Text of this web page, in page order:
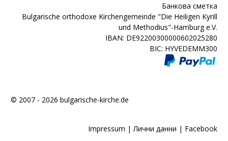
Банкова сметка
Bulgarische orthodoxe Kirchengemeinde "Die Heiligen Kyrill
und Methodius"-Hamburg e.V.
IBAN: DE92200300000602025280
BIC: HYVEDEMM300
© 2007 - 2026 bulgarische-kirche.de
Impressum | Лични данни | Facebook